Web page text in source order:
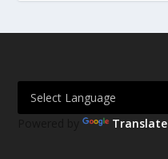
Powered by Translate